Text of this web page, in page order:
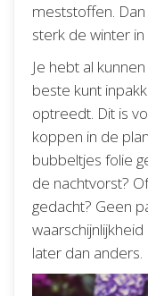
meststoffen.
sterk de winter in
Je hebt al
beste kunt
optreedt. Dit is
koppen in de
bubbeltjes folie
de nachtvorst?
gedacht? Geen
later dan anders.